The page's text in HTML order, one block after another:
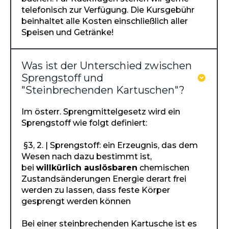
telefonisch zur Verfügung. Die Kursgebühr
beinhaltet alle Kosten einschließlich aller
Speisen und Getränke!
Was ist der Unterschied zwischen
Sprengstoff und
"Steinbrechenden Kartuschen"?
Im österr. Sprengmittelgesetz wird ein
Sprengstoff wie folgt definiert:
§3, 2. | Sprengstoff: ein Erzeugnis, das dem
Wesen nach dazu bestimmt ist,
bei willkürlich auslösbaren chemischen
Zustandsänderungen Energie derart frei
werden zu lassen, dass feste Körper
gesprengt werden können
Bei einer steinbrechenden Kartusche ist es